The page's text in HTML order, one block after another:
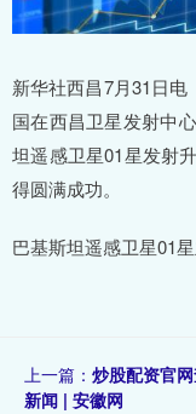
新华社西昌7月31日
国在西昌卫星发射中
坦遥感卫星01星发射
得圆满成功。
巴基斯坦遥感卫星01
上一篇： 炒股配资官
新闻 | 安徽网